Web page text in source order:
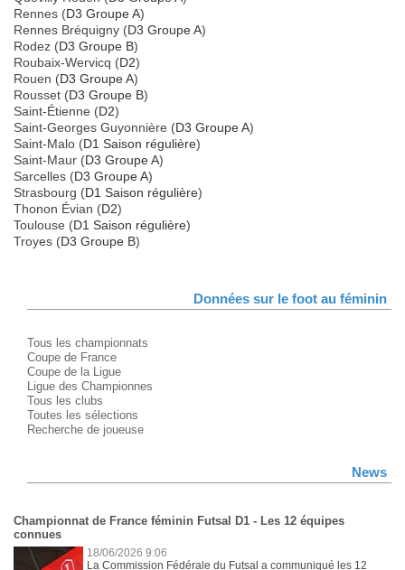
Rennes (D3 Groupe A)
Rennes Bréquigny (D3 Groupe A)
Rodez (D3 Groupe B)
Roubaix-Wervicq (D2)
Rouen (D3 Groupe A)
Rousset (D3 Groupe B)
Saint-Étienne (D2)
Saint-Georges Guyonnière (D3 Groupe A)
Saint-Malo (D1 Saison régulière)
Saint-Maur (D3 Groupe A)
Sarcelles (D3 Groupe A)
Strasbourg (D1 Saison régulière)
Thonon Évian (D2)
Toulouse (D1 Saison régulière)
Troyes (D3 Groupe B)
Données sur le foot au féminin
Tous les championnats
Coupe de France
Coupe de la Ligue
Ligue des Championnes
Tous les clubs
Toutes les sélections
Recherche de joueuse
News
Championnat de France féminin Futsal D1 - Les 12 équipes
connues
18/06/2026 9:06
La Commission Fédérale du Futsal a communiqué les 12